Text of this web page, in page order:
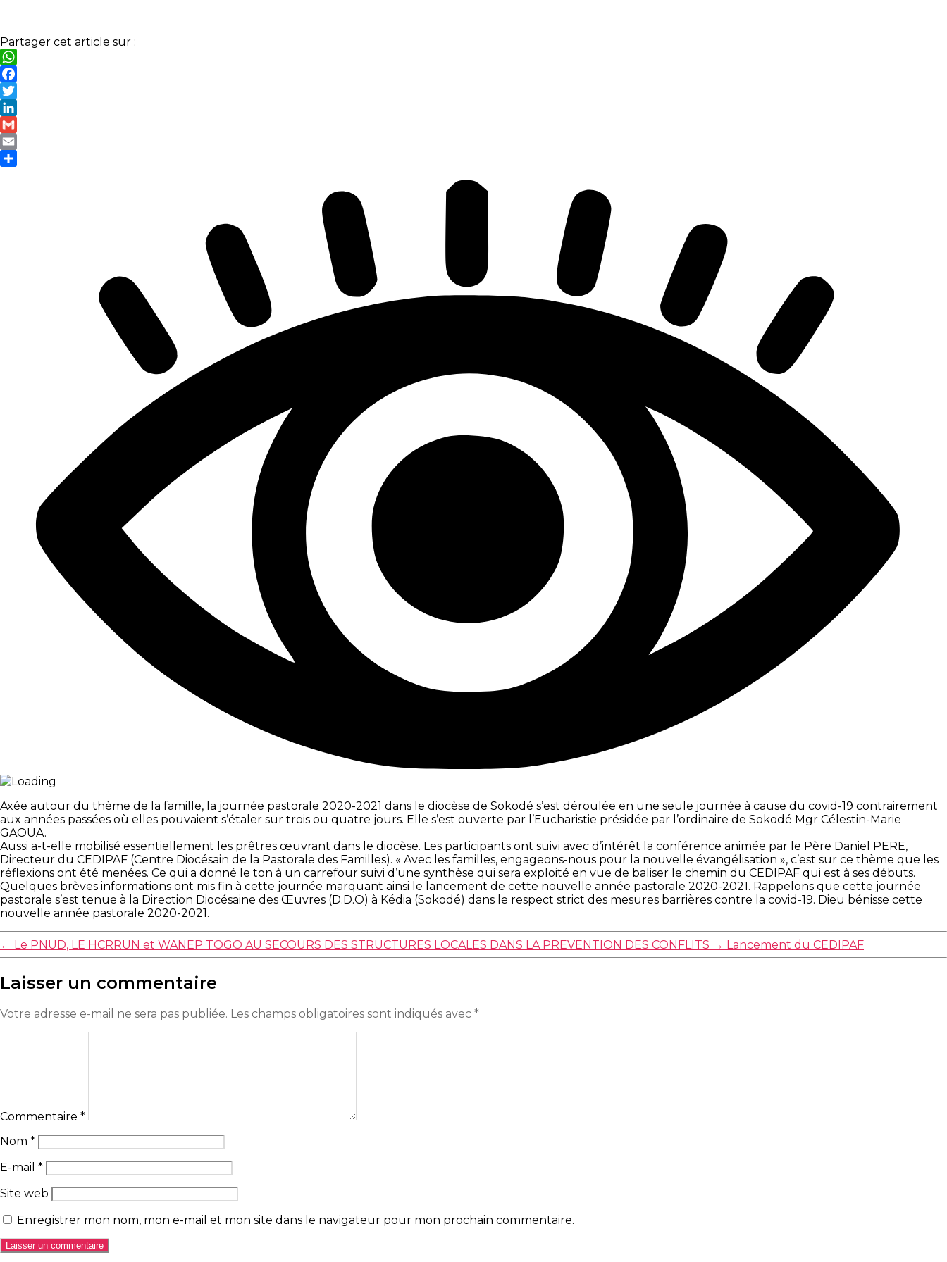
Partager cet article sur :
WhatsApp
Facebook
Twitter
LinkedIn
Gmail
Email
Axée autour du thème de la famille, la journée pastorale 2020-2021 dans le diocèse de Sokodé s’est déroulée en une seule journée à cause du covid-19 contrairement
aux années passées où elles pouvaient s’étaler sur trois ou quatre jours. Elle s’est ouverte par l’Eucharistie présidée par l’ordinaire de Sokodé Mgr Célestin-Marie
GAOUA.
Aussi a-t-elle mobilisé essentiellement les prêtres œuvrant dans le diocèse. Les participants ont suivi avec d’intérêt la conférence animée par le Père Daniel PERE,
Directeur du CEDIPAF (Centre Diocésain de la Pastorale des Familles). « Avec les familles, engageons-nous pour la nouvelle évangélisation », c’est sur ce thème que les
réflexions ont été menées. Ce qui a donné le ton à un carrefour suivi d’une synthèse qui sera exploité en vue de baliser le chemin du CEDIPAF qui est à ses débuts.
Quelques brèves informations ont mis fin à cette journée marquant ainsi le lancement de cette nouvelle année pastorale 2020-2021. Rappelons que cette journée
pastorale s’est tenue à la Direction Diocésaine des Œuvres (D.D.O) à Kédia (Sokodé) dans le respect strict des mesures barrières contre la covid-19. Dieu bénisse cette
nouvelle année pastorale 2020-2021.
← Le PNUD, LE HCRRUN et WANEP TOGO AU SECOURS DES STRUCTURES LOCALES DANS LA PREVENTION DES CONFLITS → Lancement du CEDIPAF
Laisser un commentaire
Votre adresse e-mail ne sera pas publiée. Les champs obligatoires sont indiqués avec *
Commentaire *
Nom *
E-mail *
Site web
Enregistrer mon nom, mon e-mail et mon site dans le navigateur pour mon prochain commentaire.